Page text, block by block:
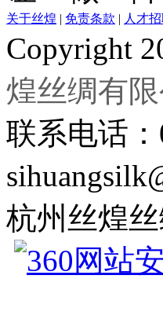
关于丝煌 | 免责条款 | 人才
Copyright
煌丝绸有限
联系电话：
杭州丝煌丝